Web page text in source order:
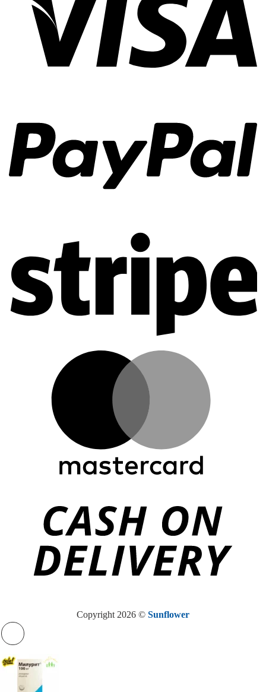
Copyright 2026 © Sunflower